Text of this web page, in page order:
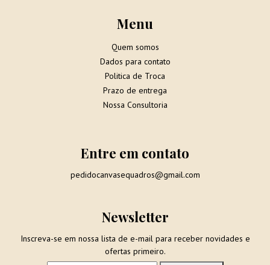
Menu
Quem somos
Dados para contato
Politica de Troca
Prazo de entrega
Nossa Consultoria
Entre em contato
pedidocanvasequadros@gmail.com
Newsletter
Inscreva-se em nossa lista de e-mail para receber novidades e
ofertas primeiro.